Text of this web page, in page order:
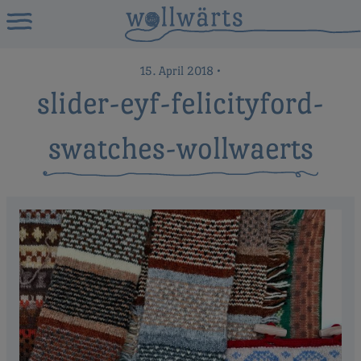
15. April 2018 •
slider-eyf-felicityford-
swatches-wollwaerts